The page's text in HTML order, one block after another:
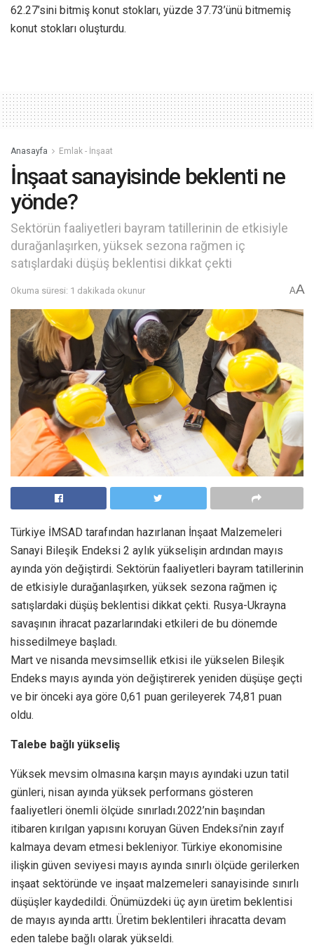
62.27’sini bitmiş konut stokları, yüzde 37.73’ünü bitmemiş
konut stokları oluşturdu.
Anasayfa Emlak - İnşaat
İnşaat sanayisinde beklenti ne
yönde?
Sektörün faaliyetleri bayram tatillerinin de etkisiyle
durağanlaşırken, yüksek sezona rağmen iç
satışlardaki düşüş beklentisi dikkat çekti
Okuma süresi: 1 dakikada okunur AA
Türkiye İMSAD tarafından hazırlanan İnşaat Malzemeleri
Sanayi Bileşik Endeksi 2 aylık yükselişin ardından mayıs
ayında yön değiştirdi. Sektörün faaliyetleri bayram tatillerinin
de etkisiyle durağanlaşırken, yüksek sezona rağmen iç
satışlardaki düşüş beklentisi dikkat çekti. Rusya-Ukrayna
savaşının ihracat pazarlarındaki etkileri de bu dönemde
hissedilmeye başladı.
Mart ve nisanda mevsimsellik etkisi ile yükselen Bileşik
Endeks mayıs ayında yön değiştirerek yeniden düşüşe geçti
ve bir önceki aya göre 0,61 puan gerileyerek 74,81 puan
oldu.
Talebe bağlı yükseliş
Yüksek mevsim olmasına karşın mayıs ayındaki uzun tatil
günleri, nisan ayında yüksek performans gösteren
faaliyetleri önemli ölçüde sınırladı.2022’nin başından
itibaren kırılgan yapısını koruyan Güven Endeksi’nin zayıf
kalmaya devam etmesi bekleniyor. Türkiye ekonomisine
ilişkin güven seviyesi mayıs ayında sınırlı ölçüde gerilerken
inşaat sektöründe ve inşaat malzemeleri sanayisinde sınırlı
düşüşler kaydedildi. Önümüzdeki üç ayın üretim beklentisi
de mayıs ayında arttı. Üretim beklentileri ihracatta devam
eden talebe bağlı olarak yükseldi.